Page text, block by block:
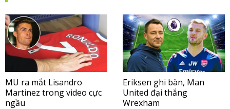
MU ra mắt Lisandro
Martinez trong video cực
ngầu
Eriksen ghi bàn, Man
United đại thắng
Wrexham